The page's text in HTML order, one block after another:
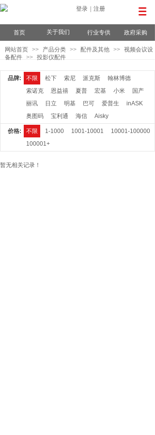
登录 注册
首页 关于我们 行业专供 政府采购
网站首页 >> 产品分类 >> 配件及其他 >> 视频会议设
备配件 >> 投影仪配件
品牌: 不限 松下 索尼 派克斯
翰林博德
索诺克
恩益禧 夏普 宏基 小米
国产
丽讯
日立 明基 巴可 爱普生
inASK
奥图码
宝利通 海信 Aisky
价格: 不限 1-1000 1001-10001
10001-100000
100001+
暂无相关记录！